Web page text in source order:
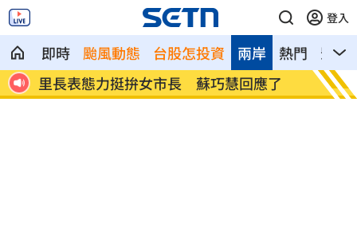
登入
即時 颱風動態 台股怎投資 熱門 影音
兩岸
曝
里長表態力挺拚女市長 蘇巧慧回應了
年度
水